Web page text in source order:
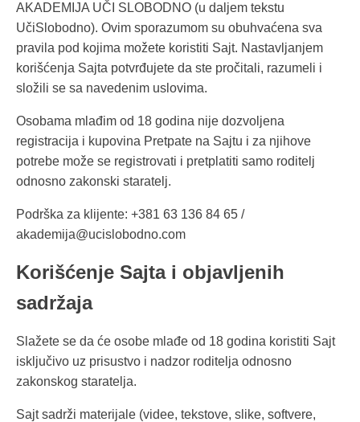
AKADEMIJA UČI SLOBODNO (u daljem tekstu
UčiSlobodno). Ovim sporazumom su obuhvaćena sva
pravila pod kojima možete koristiti Sajt. Nastavljanjem
korišćenja Sajta potvrđujete da ste pročitali, razumeli i
složili se sa navedenim uslovima.
Osobama mlađim od 18 godina nije dozvoljena
registracija i kupovina Pretpate na Sajtu i za njihove
potrebe može se registrovati i pretplatiti samo roditelj
odnosno zakonski staratelj.
Podrška za klijente: +381 63 136 84 65 /
akademija@ucislobodno.com
Korišćenje Sajta i objavljenih
sadržaja
Slažete se da će osobe mlađe od 18 godina koristiti Sajt
isključivo uz prisustvo i nadzor roditelja odnosno
zakonskog staratelja.
Sajt sadrži materijale (videe, tekstove, slike, softvere,